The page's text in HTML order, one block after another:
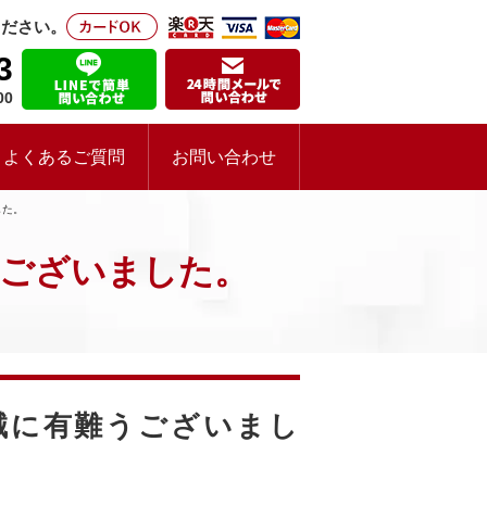
さい。
よくあるご質問 お問い合わせ
。
ざいました。
有難うございまし